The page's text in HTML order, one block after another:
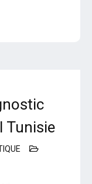
Tunisie